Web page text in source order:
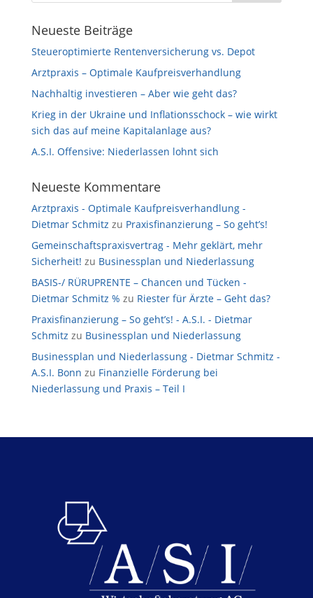
Neueste Beiträge
Steueroptimierte Rentenversicherung vs. Depot
Arztpraxis – Optimale Kaufpreisverhandlung
Nachhaltig investieren – Aber wie geht das?
Krieg in der Ukraine und Inflationsschock – wie wirkt
sich das auf meine Kapitalanlage aus?
A.S.I. Offensive: Niederlassen lohnt sich
Neueste Kommentare
Arztpraxis - Optimale Kaufpreisverhandlung -
Dietmar Schmitz zu Praxisfinanzierung – So geht’s!
Gemeinschaftspraxisvertrag - Mehr geklärt, mehr
Sicherheit! zu Businessplan und Niederlassung
BASIS-/ RÜRUPRENTE – Chancen und Tücken -
Dietmar Schmitz % zu Riester für Ärzte – Geht das?
Praxisfinanzierung – So geht’s! - A.S.I. - Dietmar
Schmitz zu Businessplan und Niederlassung
Businessplan und Niederlassung - Dietmar Schmitz -
A.S.I. Bonn zu Finanzielle Förderung bei
Niederlassung und Praxis – Teil I